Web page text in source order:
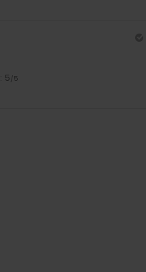
: 5/5